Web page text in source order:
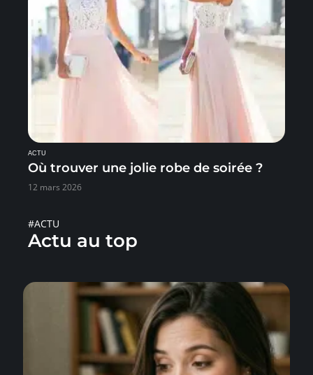
ACTU
Où trouver une jolie robe de soirée ?
12 mars 2026
#ACTU
Actu au top